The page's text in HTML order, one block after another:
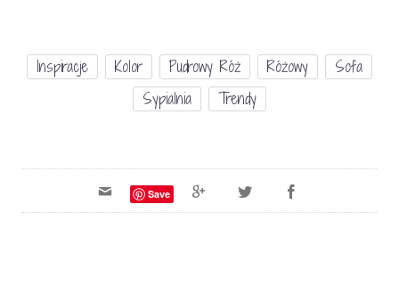
Inspiracje Kolor Pudrowy Róż Różowy
Sofa
Sypialnia
Trendy
Save